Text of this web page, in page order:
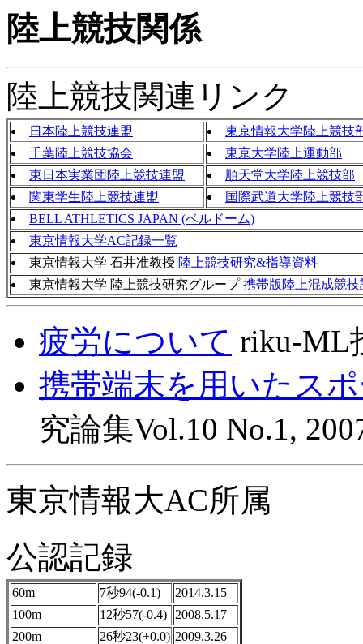
陸上競技関係
陸上競技関連リンク
日本陸上競技連盟
東京情報大学陸上競技
千葉陸上競技協会
東京大学陸上運動部
東日本実業団陸上競技連盟
順天堂大学陸上競技部
関東学生陸上競技連盟
国際武道大学陸上競技
BELL ATHLETICS JAPAN (ベルドーム)
東京情報大学AC記録一覧
東京情報大学 石井准教授 陸上競技研究&指導資料
東京情報大学 陸上競技研究グループ携帯版陸上混成競技
疲労について riku-ML
携帯端末を用いたス
究論集Vol.10 No.1,
東京情報大AC所属
公認記録
60m 7秒94(-0.1)
2014.3.15
100m
12秒57(-0.4)
2008.5.17
200m
26秒23(+0.0) 2009.3.26